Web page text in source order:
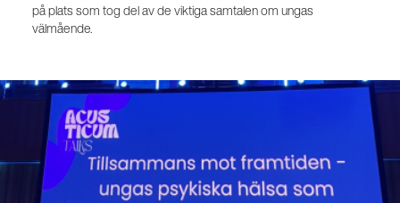
på plats som tog del av de viktiga samtalen om ungas
välmående.